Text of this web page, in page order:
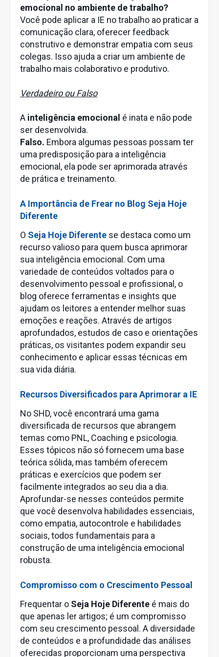
emocional no ambiente de trabalho?
Você pode aplicar a IE no trabalho ao praticar a
comunicação clara, oferecer feedback
construtivo e demonstrar empatia com seus
colegas. Isso ajuda a criar um ambiente de
trabalho mais colaborativo e produtivo.
Verdadeiro ou Falso
A inteligência emocional é inata e não pode
ser desenvolvida.
Falso. Embora algumas pessoas possam ter
uma predisposição para a inteligência
emocional, ela pode ser aprimorada através
de prática e treinamento.
A Importância de Frear no Blog Seja Hoje
Diferente
O Seja Hoje Diferente se destaca como um
recurso valioso para quem busca aprimorar
sua inteligência emocional. Com uma
variedade de conteúdos voltados para o
desenvolvimento pessoal e profissional, o
blog oferece ferramentas e insights que
ajudam os leitores a entender melhor suas
emoções e reações. Através de artigos
aprofundados, estudos de caso e orientações
práticas, os visitantes podem expandir seu
conhecimento e aplicar essas técnicas em
sua vida diária.
Recursos Diversificados para Aprimorar a IE
No SHD, você encontrará uma gama
diversificada de recursos que abrangem
temas como PNL, Coaching e psicologia.
Esses tópicos não só fornecem uma base
teórica sólida, mas também oferecem
práticas e exercícios que podem ser
facilmente integrados ao seu dia a dia.
Aprofundar-se nesses conteúdos permite
que você desenvolva habilidades essenciais,
como empatia, autocontrole e habilidades
sociais, todos fundamentais para a
construção de uma inteligência emocional
robusta.
Compromisso com o Crescimento Pessoal
Frequentar o Seja Hoje Diferente é mais do
que apenas ler artigos; é um compromisso
com seu crescimento pessoal. A diversidade
de conteúdos e a profundidade das análises
oferecidas proporcionam uma perspectiva